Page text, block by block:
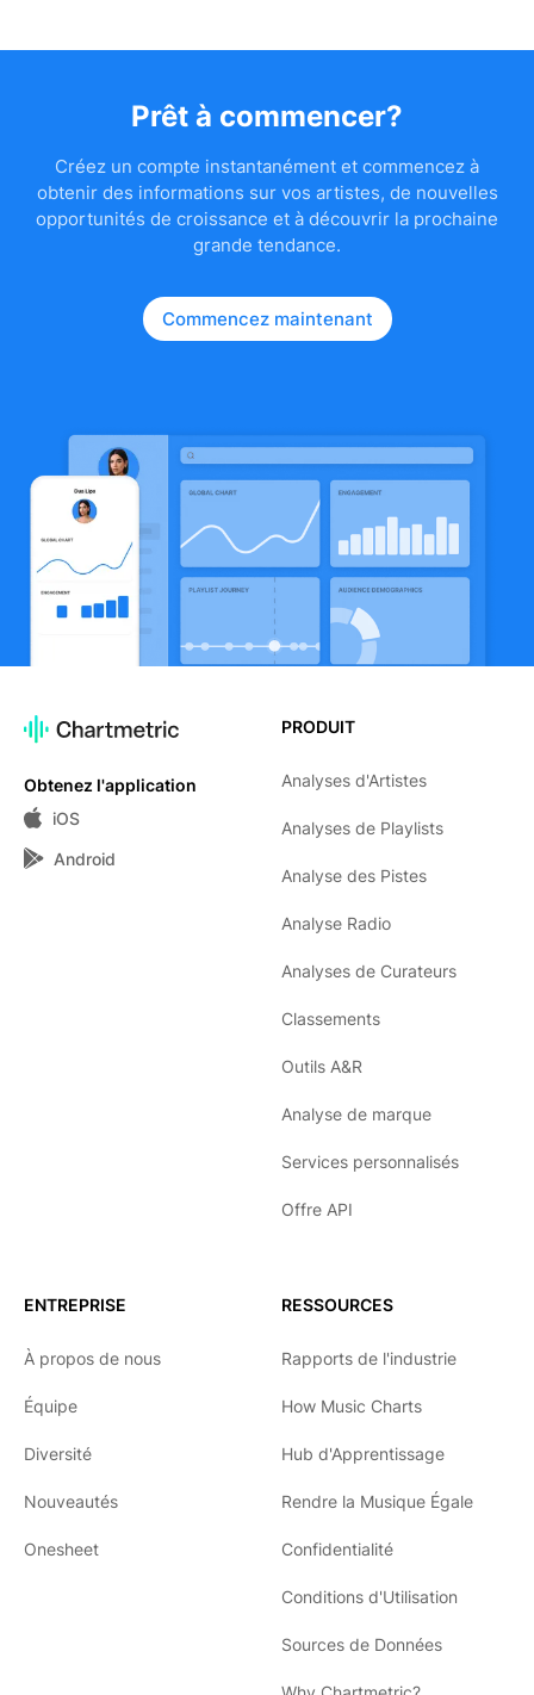
Prêt à commencer?
Créez un compte instantanément et commencez à
obtenir des informations sur vos artistes, de nouvelles
opportunités de croissance et à découvrir la prochaine
grande tendance.
Commencez maintenant
Obtenez l'application
iOS
Android
PRODUIT
Analyses d'Artistes
Analyses de Playlists
Analyse des Pistes
Analyse Radio
Analyses de Curateurs
Classements
Outils A&R
Analyse de marque
Services personnalisés
Offre API
ENTREPRISE
À propos de nous
Équipe
Diversité
Nouveautés
Onesheet
RESSOURCES
Rapports de l'industrie
How Music Charts
Hub d'Apprentissage
Rendre la Musique Égale
Confidentialité
Conditions d'Utilisation
Sources de Données